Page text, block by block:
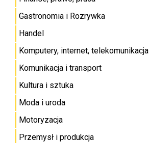
Gastronomia i Rozrywka
Handel
Komputery, internet, telekomunikacja
Komunikacja i transport
Kultura i sztuka
Moda i uroda
Motoryzacja
Przemysł i produkcja